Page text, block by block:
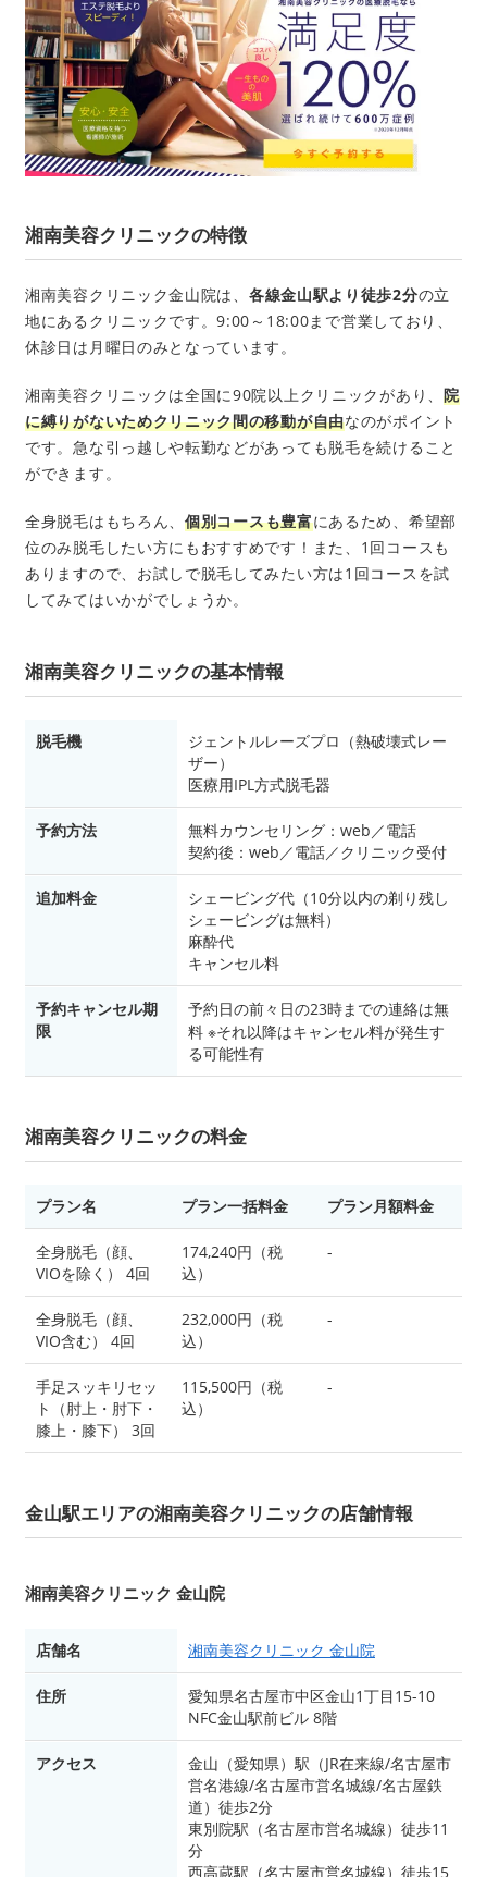
湘南美容クリニックの特徴
湘南美容クリニック金山院は、 各線金山駅より徒歩2分の立
地にあるクリニックです。9:00～18:00まで営業しており、
休診日は月曜日のみとなっています。
湘南美容クリニックは全国に90院以上クリニックがあり、 院
に縛りがないためクリニック間の移動が自由なのがポイント
です。急な引っ越しや転勤などがあっても脱毛を続けること
ができます。
全身脱毛はもちろん、 個別コースも豊富にあるため、希望部
位のみ脱毛したい方にもおすすめです！また、1回コースも
ありますので、お試しで脱毛してみたい方は1回コースを試
してみてはいかがでしょうか。
湘南美容クリニックの基本情報
脱毛機
ジェントルレーズプロ（熱破壊式レー
ザー）
医療用IPL方式脱毛器
予約方法
無料カウンセリング：web／電話
契約後：web／電話／クリニック受付
追加料金
シェービング代（10分以内の剃り残し
シェービングは無料）
麻酔代
キャンセル料
予約キャンセル期
限
予約日の前々日の23時までの連絡は無
料 ※それ以降はキャンセル料が発生す
る可能性有
湘南美容クリニックの料金
プラン名 プラン一括料金 プラン月額料金
全身脱毛（顔、
VIOを除く） 4回
174,240円（税
込）
-
全身脱毛（顔、
VIO含む） 4回
232,000円（税
込）
-
手足スッキリセッ
ト（肘上・肘下・
膝上・膝下） 3回
115,500円（税
込）
-
金山駅エリアの湘南美容クリニックの店舗情報
湘南美容クリニック 金山院
店舗名 湘南美容クリニック 金山院
住所
愛知県名古屋市中区金山1丁目15-10
NFC金山駅前ビル 8階
アクセス
金山（愛知県）駅（JR在来線/名古屋市
営名港線/名古屋市営名城線/名古屋鉄
道）徒歩2分
東別院駅（名古屋市営名城線）徒歩11
分
西高蔵駅（名古屋市営名城線）徒歩15